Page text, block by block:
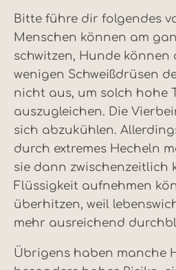
Bitte führe dir folgendes
Menschen können am
schwitzen, Hunde können
wenigen Schweißdrüsen
nicht aus, um solch hohe
auszugleichen. Die
sich abzukühlen.
durch extremes Hecheln
sie dann zwischenzeitlich
Flüssigkeit aufnehmen
überhitzen, weil
mehr ausreichend
Übrigens haben manche